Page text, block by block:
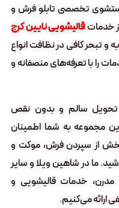
تخصصی تابلو فرش و
خدماتقالیشویی نایین کرج
و تبحر کافی در نظافت انواع
را با تعرفه‌های منصفانه و
تحویل سالم و بدون نقص
مجموعه به شما اطمینان
از سپردن فرش، موکت و
ما در شاهین ویلا و سایر
مدرن، خدمات قالیشویی و
ارائه می‌کنیم.